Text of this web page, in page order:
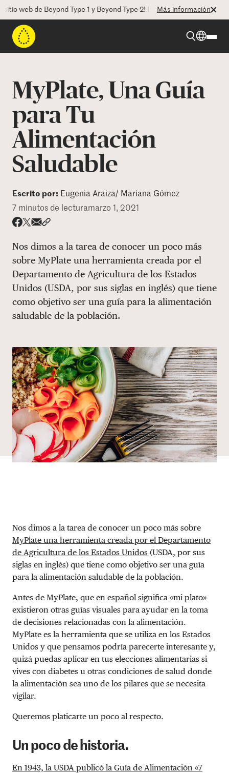
de Beyond Type 1 y Beyond Type 2! La CEO Deborah Dugan nos
Más información
Beyond Type 2
Recursos
Programas
Quienes somos
DONAR
MyPlate, Una Guía
para Tu
Alimentación
Saludable
Escrito por: Eugenia Araiza/ Mariana Gómez
7 minutos de lecturamarzo 1, 2021
Nos dimos a la tarea de conocer un poco más
sobre MyPlate una herramienta creada por el
Departamento de Agricultura de los Estados
Unidos (USDA, por sus siglas en inglés) que tiene
como objetivo ser una guía para la alimentación
saludable de la población.
Nos dimos a la tarea de conocer un poco más sobre
MyPlate una herramienta creada por el Departamento
de Agricultura de los Estados Unidos (USDA, por sus
siglas en inglés) que tiene como objetivo ser una guía
para la alimentación saludable de la población.
Antes de MyPlate, que en español significa «mi plato»
existieron otras guías visuales para ayudar en la toma
de decisiones relacionadas con la alimentación.
MyPlate es la herramienta que se utiliza en los Estados
Unidos y que pensamos podría parecerte interesante y,
quizá puedas aplicar en tus elecciones alimentarias si
vives con diabetes u otras condiciones de salud donde
la alimentación sea uno de los pilares que se necesita
vigilar.
Queremos platicarte un poco al respecto.
Un poco de historia.
En 1943, la USDA publicó la Guía de Alimentación «7